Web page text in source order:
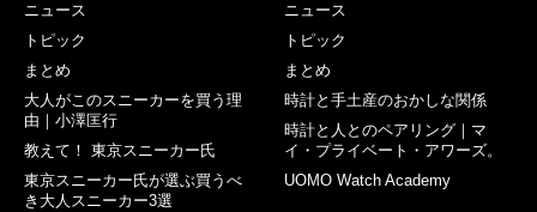
ニュース
トピック
まとめ
大人がこのスニーカーを買う理
由｜小澤匡行
教えて！ 東京スニーカー氏
東京スニーカー氏が選ぶ買うべ
き大人スニーカー3選
ニュース
トピック
まとめ
時計と手土産のおかしな関係
時計と人とのペアリング｜マ
イ・プライベート・アワーズ。
UOMO Watch Academy